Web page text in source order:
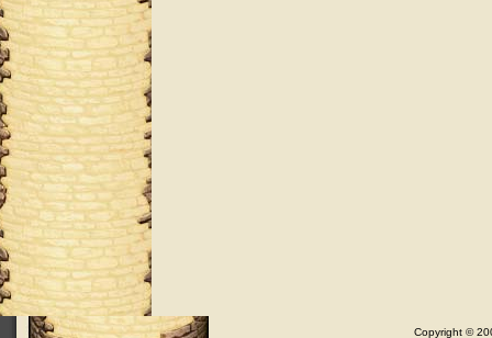
Copyright ©